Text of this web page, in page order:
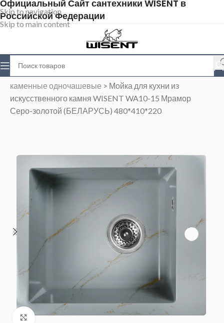
Skip to navigation
Skip to main content
Официальный Сайт сантехники WISENT в
Российской Федерации
Магазин
каменные одночашевые > Мойка для кухни из
искусственного камня WISENT WA10-15 Мрамор
Серо-золотой (БЕЛАРУСЬ) 480*410*220
Нажмите, чтобы увеличить